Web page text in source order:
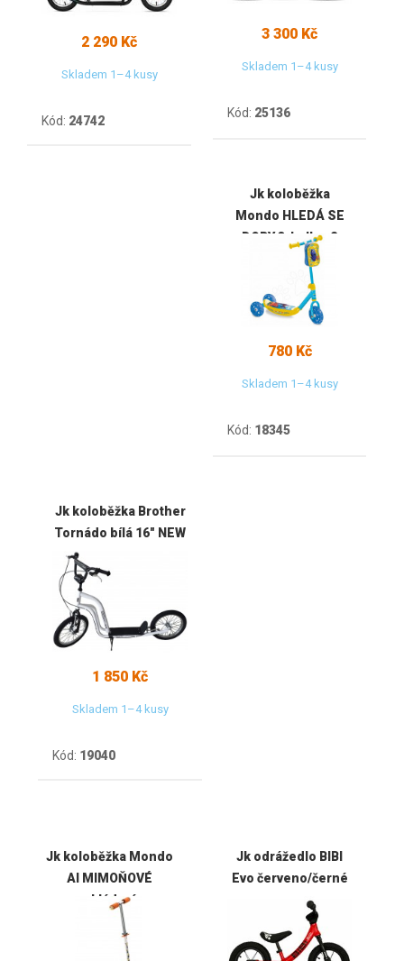
2 290 Kč
Skladem 1–4 kusy
Kód: 24742
3 300 Kč
Skladem 1–4 kusy
Kód: 25136
Jk koloběžka
Mondo HLEDÁ SE
DORY 3-kolka, 2
zadní kola
780 Kč
Skladem 1–4 kusy
Kód: 18345
Jk koloběžka Brother
Tornádo bílá 16" NEW
1 850 Kč
Skladem 1–4 kusy
Kód: 19040
Jk koloběžka Mondo
Al MIMOŇOVÉ
skládací
Jk odrážedlo BIBI
Evo červeno/černé